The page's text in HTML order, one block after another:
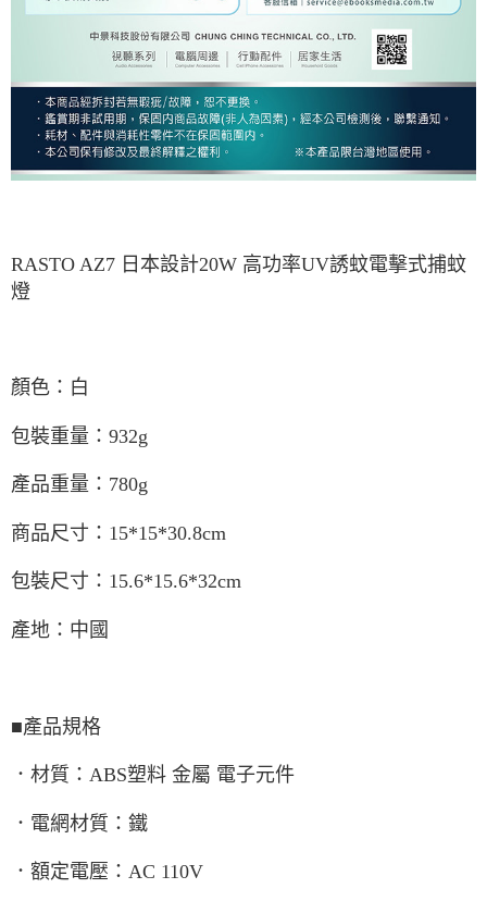
RASTO AZ7 日本設計20W 高功率UV誘蚊電擊式捕蚊
燈
顏色：白
包裝重量：932g
產品重量：780g
商品尺寸：15*15*30.8cm
包裝尺寸：15.6*15.6*32cm
產地：中國
■產品規格
．材質：ABS塑料 金屬 電子元件
．電網材質：鐵
．額定電壓：AC 110V